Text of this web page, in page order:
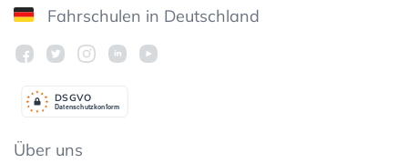
Fahrschulen in Deutschland
Datenschutzkonform
DSGVO
Über uns